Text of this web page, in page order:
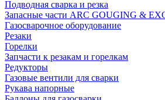
Подводная сварка и резка
Запасные части ARC GOUGING &
Газосварочное оборудование
Резаки
Горелки
Запчасти к резакам и горелкам
Редукторы
Газовые вентили для сварки
Рукава напорные